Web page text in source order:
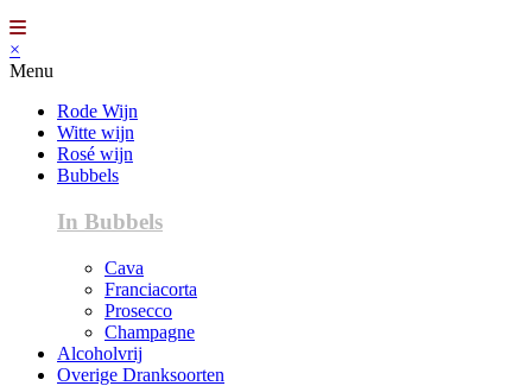
×
Menu
Rode Wijn
Witte wijn
Rosé wijn
Bubbels
In Bubbels
Cava
Franciacorta
Prosecco
Champagne
Alcoholvrij
Overige Dranksoorten